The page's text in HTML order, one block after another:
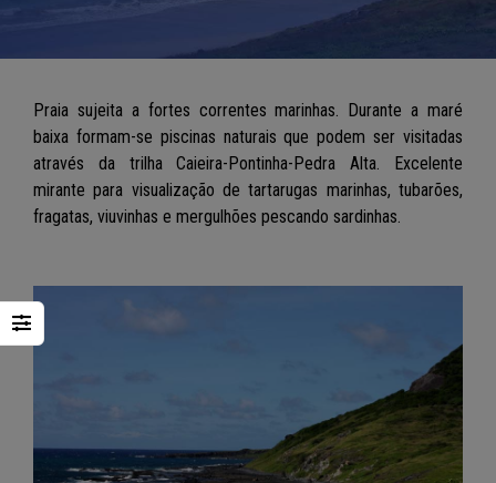
Praia sujeita a fortes correntes marinhas. Durante a maré
baixa formam-se piscinas naturais que podem ser visitadas
através da trilha Caieira-Pontinha-Pedra Alta. Excelente
mirante para visualização de tartarugas marinhas, tubarões,
fragatas, viuvinhas e mergulhões pescando sardinhas.